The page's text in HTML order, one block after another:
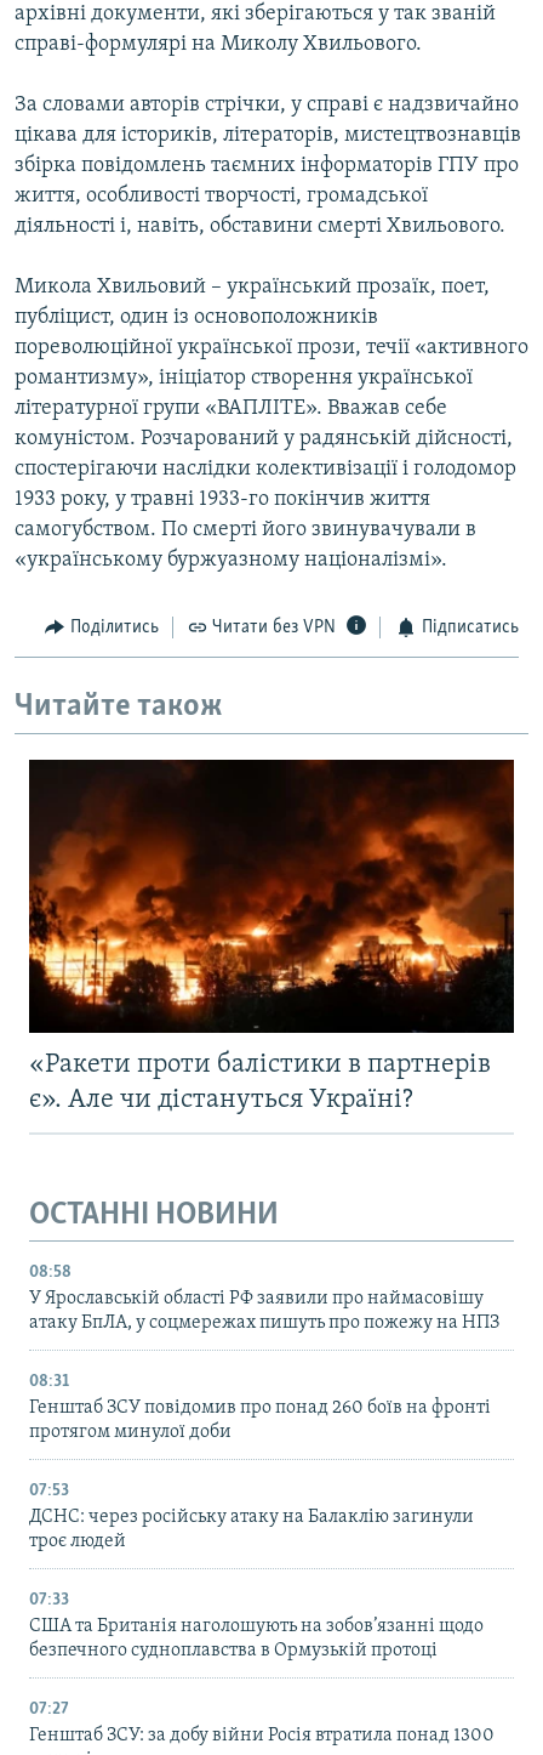
ДОЛУЧАЙСЯ!
Усі сайти RFE/RL
архівні документи, які зберігаються у так званій
справі-формулярі на Миколу Хвильового.
За словами авторів стрічки, у справі є надзвичайно
цікава для істориків, літераторів, мистецтвознавців
збірка повідомлень таємних інформаторів ГПУ про
життя, особливості творчості, громадської
діяльності і, навіть, обставини смерті Хвильового.
Микола Хвильовий – український прозаїк, поет,
публіцист, один із основоположників
пореволюційної української прози, течії «активного
романтизму», ініціатор створення української
літературної групи «ВАПЛІТЕ». Вважав себе
комуністом. Розчарований у радянській дійсності,
спостерігаючи наслідки колективізації і голодомор
1933 року, у травні 1933-го покінчив життя
самогубством. По смерті його звинувачували в
«українському буржуазному націоналізмі».
Поділитись Читати без VPN Підписатись
Читайте також
«Ракети проти балістики в партнерів
є». Але чи дістануться Україні?
ОСТАННІ НОВИНИ
08:58
У Ярославській області РФ заявили про наймасовішу
атаку БпЛА, у соцмережах пишуть про пожежу на НПЗ
08:31
Генштаб ЗСУ повідомив про понад 260 боїв на фронті
протягом минулої доби
07:53
ДСНС: через російську атаку на Балаклію загинули
троє людей
07:33
США та Британія наголошують на зобов’язанні щодо
безпечного судноплавства в Ормузькій протоці
07:27
Генштаб ЗСУ: за добу війни Росія втратила понад 1300